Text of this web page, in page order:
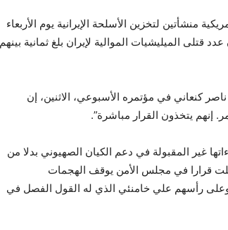
منشأتين لتخزين الأسلحة الإيرانية يوم الأربعاء
الميليشيات الموالية لإيران بلغ ثمانية بينهم
كنعاني في مؤتمره الأسبوعي، الاثنين، إن
إنهم يتخذون القرار مباشرة”.
غير المقبولة في دعم الكيان الصهيوني بدلا من
قرارا في مجلس الأمن يوقف الهجمات
وعلى رأسهم علي خامنئي الذي له القول الفصل في